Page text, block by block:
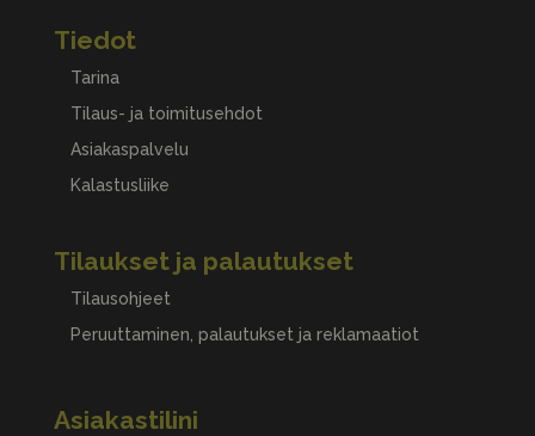
Tiedot
Tarina
Tilaus- ja toimitusehdot
Asiakaspalvelu
Kalastusliike
Tilaukset ja palautukset
Tilausohjeet
Peruuttaminen, palautukset ja reklamaatiot
Asiakastilini